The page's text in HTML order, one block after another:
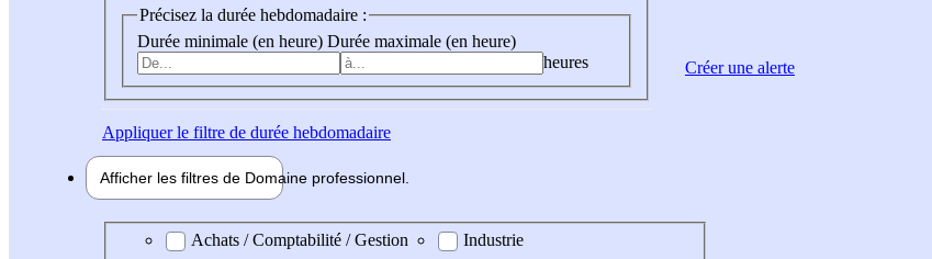
Précisez la durée hebdomadaire :
Durée minimale (en heure) Durée maximale (en heure)
heures
Appliquerle filtre de durée hebdomadaire
Afficher les filtres de Domaine professionnel
Domaine professionel
Achats / Comptabilité / Gestion
Industrie
Créer une alerte